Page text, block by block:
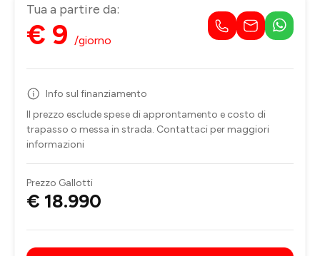
Tua a partire da:
€ 9 /giorno
Info sul finanziamento
Il prezzo esclude spese di approntamento e costo di
trapasso o messa in strada. Contattaci per maggiori
informazioni
Prezzo Gallotti
€ 18.990